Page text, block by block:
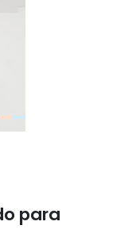
para